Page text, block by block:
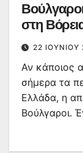
στη
22 ΙΟΥΝΊΟΥ
Αν κάποιος
σήμερα τα
Ελλάδα, η
Βούλγαροι.